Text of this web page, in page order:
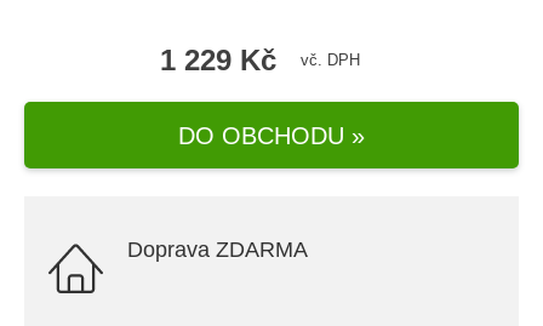
1 229 Kč vč. DPH
DO OBCHODU »
Doprava ZDARMA